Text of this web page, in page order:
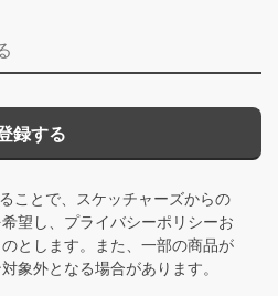
録する
ことで、スケッチャーズからの
望し、 プライバシーポリシーお
とします。また、一部の商品が
象外となる場合があります。